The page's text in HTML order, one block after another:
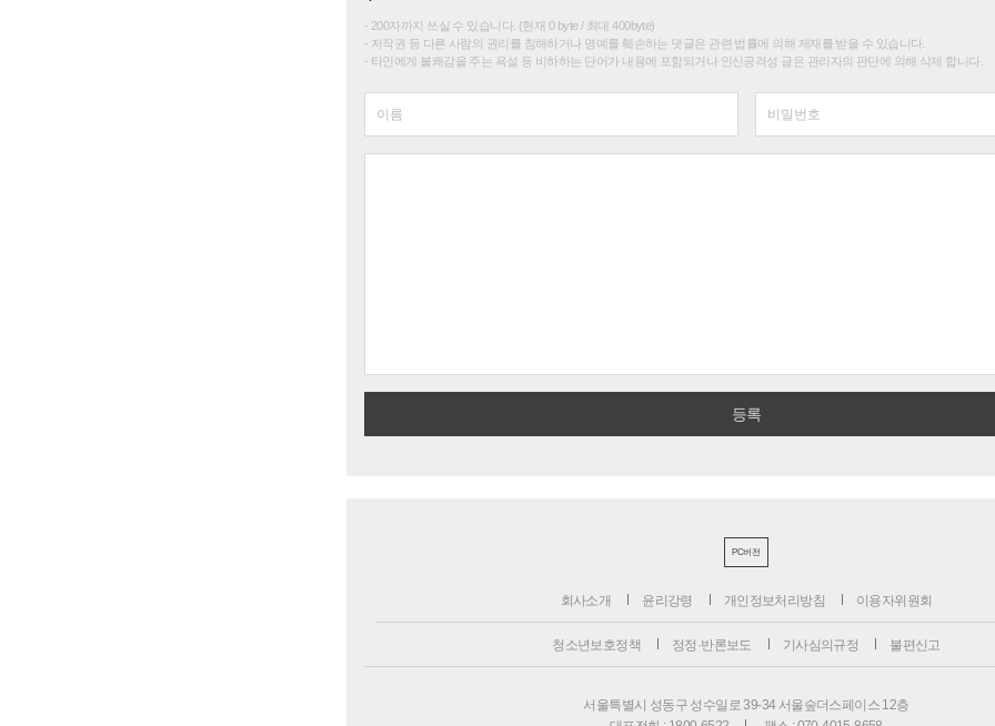
200자까지 쓰실 수 있습니다. (현재 0 byte / 최대 400byte)
저작권 등 다른 사람의 권리를 침해하거나 명예를 훼손하는 댓글은 관련 법률에 의해 제재를 받을 수 있습니다.
타인에게 불쾌감을 주는 욕설 등 비하하는 단어가 내용에 포함되거나 인신공격성 글은 관리자의 판단에 의해 삭제 합니다.
PC버전
회사소개 윤리강령 개인정보처리방침 이용자위원회
청소년보호정책 정정·반론보도 기사심의규정 불편신고
서울특별시 성동구 성수일로 39-34 서울숲더스페이스 12층